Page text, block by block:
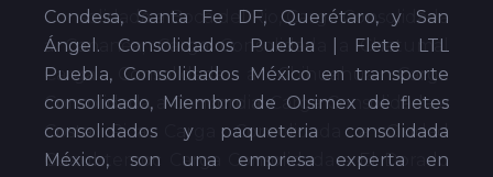
Condesa, Santa Fe DF, Querétaro, y San
Ángel. Consolidados Puebla | Flete LTL
Puebla, Consolidados México en transporte
consolidado, Miembro de Olsimex de fletes
consolidados y paqueteria consolidada
México, son una empresa experta en